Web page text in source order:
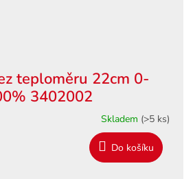
teploměru 22cm 0-
3402002
Skladem (>5 ks)
Do košíku